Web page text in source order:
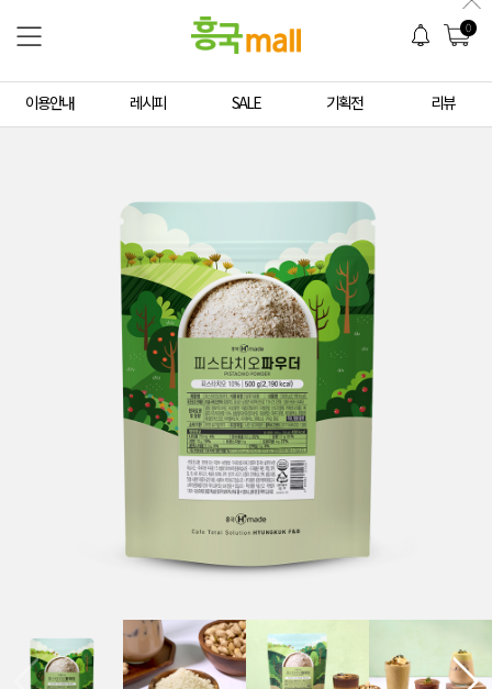
0
이용안내 레시피 SALE 기획전 리뷰